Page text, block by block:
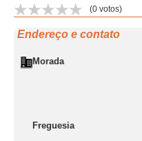
(0 votos)
Endereço e contato
Morada
Freguesia